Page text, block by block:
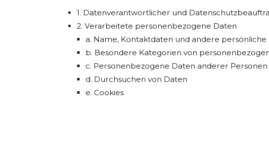
1. Datenverantwortlicher und
2. Verarbeitete personenbezogene Daten
a. Name, Kontaktdaten und andere persönliche
b. Besondere Kategorien von
c. Personenbezogene Daten anderer Personen
d. Durchsuchen von Daten
e. Cookies